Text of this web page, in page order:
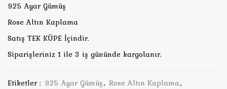
925 Ayar Gümüş
Rose Altın Kaplama
Satış TEK KÜPE İçindir.
Siparişleriniz 1 ile 3 iş gününde kargolanır.
Etiketler : 925 Ayar Gümüş, Rose Altın Kaplama,